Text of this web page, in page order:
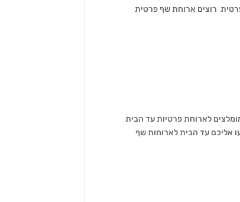
073-7024019 שף פרטי לארוחה זוגית פרטית רוצים ארוחת שף פרטית
לארוחת פרטיות עד הבית
יגיעו אליכם עד הבית לארוחות שף